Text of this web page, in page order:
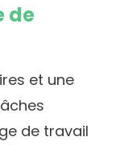
de
et une
de travail